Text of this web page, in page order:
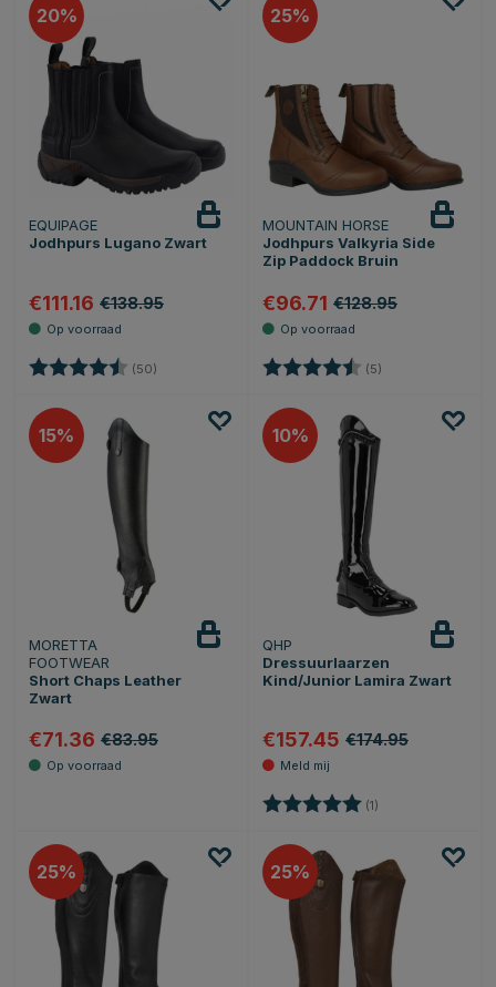
20
EQUIPAGE
Jodhpurs Lugano Zwart
€111.16 €138.95
Beoordeling: (50)
25
MOUNTAIN HORSE
Jodhpurs Valkyria Side
Zip Paddock Bruin
€96.71 €128.95
Beoordeling: (5)
15
MORETTA
FOOTWEAR
Short Chaps Leather
Zwart
€71.36 €83.95
10
QHP
Dressuurlaarzen
Kind/Junior Lamira Zwart
€157.45 €174.95
Beoordeling: (1)
25 25